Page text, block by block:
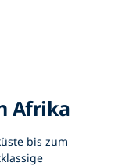
Afrika
bis zum